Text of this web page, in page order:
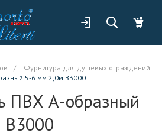
/
Фурнитура для душевых ограждений
5-6 мм 2,0м B3000
ПВХ А-образный